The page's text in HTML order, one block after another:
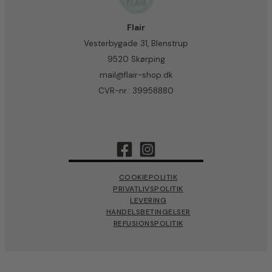
Flair
Vesterbygade 31, Blenstrup
9520 Skørping
mail@flair-shop.dk
CVR-nr.: 39958880
COOKIEPOLITIK
PRIVATLIVSPOLITIK
LEVERING
HANDELSBETINGELSER
REFUSIONSPOLITIK